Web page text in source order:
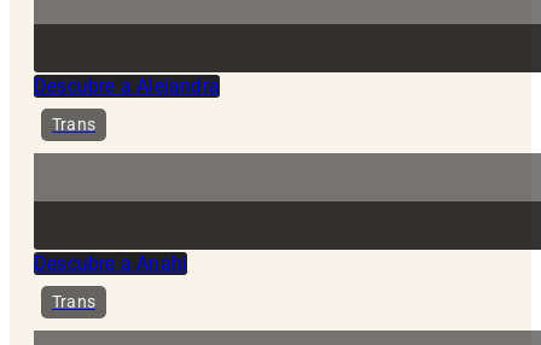
Descubre a Alejandra
Trans
Descubre a Anahi
Trans